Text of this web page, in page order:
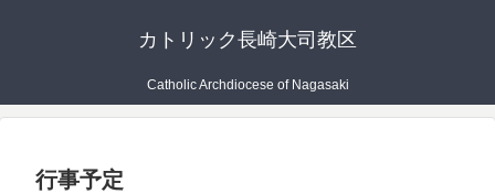
カトリック長崎大司教区
Catholic Archdiocese of Nagasaki
行事予定